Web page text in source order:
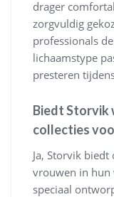
drager
zorgvuldig
professionals
lichaamstype
presteren
Biedt Storvik
collecties
Ja, Storvik
vrouwen in hun
speciaal